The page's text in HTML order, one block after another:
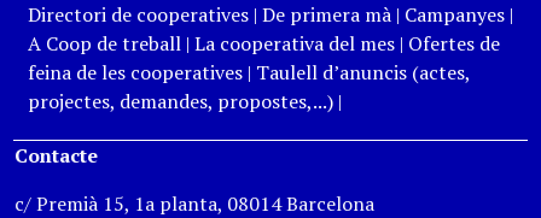
Directori de cooperatives| De primera mà| Campanyes|
A Coop de treball| La cooperativa del mes| Ofertes de
feina de les cooperatives| Taulell d’anuncis (actes,
projectes, demandes, propostes,...)|
Contacte
c/ Premià 15, 1a planta, 08014 Barcelona